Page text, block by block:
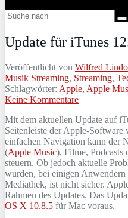
Update für iTunes
Veröffentlicht von Wilfred Lindo
Musik Streaming, Streaming,
Schlagwörter: Apple, Apple
Keine Kommentare
Mit dem aktuellen Update auf
Seitenleiste der Apple-
einfachen Navigation kann der
(Apple Music), Filme, Podcasts
steuern. Ob jedoch aktuelle
wurden, bei einigen
Mediathek, ist nicht sicher.
Rahmen des Updates. Das
OS X 10.8.5 für Mac voraus.